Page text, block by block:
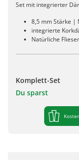
Set mit integrierter
8,5 mm Stärke |
integrierte
Natürliche
Komplett-Set
Du sparst